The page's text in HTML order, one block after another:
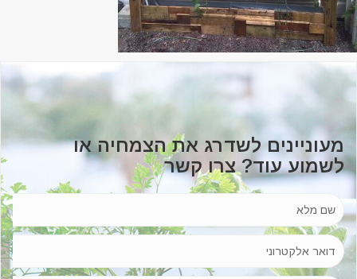
מעוניינים לשדרג את הצמחיה או
לשמוע עוד? צרו קשר